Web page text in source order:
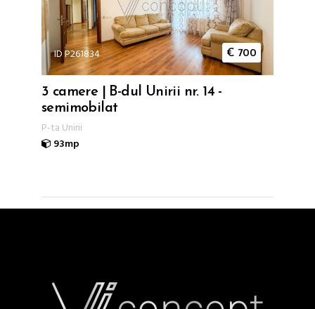
ID P261834 € 700
3 camere | B-dul Unirii nr. 14 -
semimobilat
P-ta Unirii
93mp